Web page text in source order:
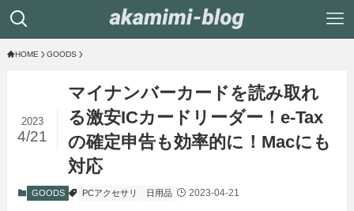
HOME GOODS
マイナンバーカードを読み取れ
る激安ICカードリーダー！e-Tax
の確定申告も効率的に！Macにも
対応
2023
4/21
GOODS PCアクセサリ 日用品 2023-04-21